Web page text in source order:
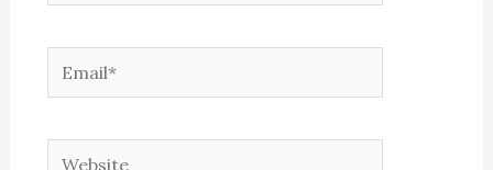
Email*
Website